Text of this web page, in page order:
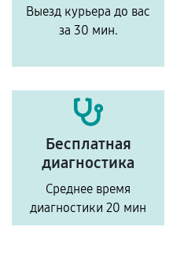
Выезд курьера до вас
за 30 мин.
Бесплатная
диагностика
Среднее время
диагностики 20 мин